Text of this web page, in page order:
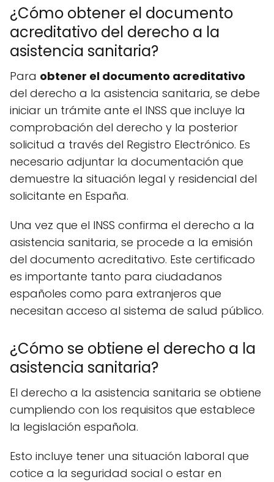
¿Cómo obtener el documento
acreditativo del derecho a la
asistencia sanitaria?
Para obtener el documento acreditativo
del derecho a la asistencia sanitaria, se debe
iniciar un trámite ante el INSS que incluye la
comprobación del derecho y la posterior
solicitud a través del Registro Electrónico. Es
necesario adjuntar la documentación que
demuestre la situación legal y residencial del
solicitante en España.
Una vez que el INSS confirma el derecho a la
asistencia sanitaria, se procede a la emisión
del documento acreditativo. Este certificado
es importante tanto para ciudadanos
españoles como para extranjeros que
necesitan acceso al sistema de salud público.
¿Cómo se obtiene el derecho a la
asistencia sanitaria?
El derecho a la asistencia sanitaria se obtiene
cumpliendo con los requisitos que establece
la legislación española.
Esto incluye tener una situación laboral que
cotice a la seguridad social o estar en